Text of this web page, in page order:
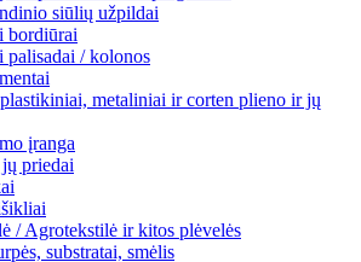
siūlių užpildai
bordiūrai
palisadai / kolonos
metaliniai ir corten plieno ir jų
įranga
priedai
/ Agrotekstilė ir kitos plėvelės
substratai, smėlis